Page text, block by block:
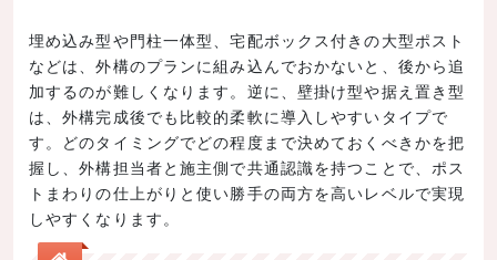
埋め込み型や門柱一体型、宅配ボックス付きの大型ポスト
などは、外構のプランに組み込んでおかないと、後から追
加するのが難しくなります。逆に、壁掛け型や据え置き型
は、外構完成後でも比較的柔軟に導入しやすいタイプで
す。どのタイミングでどの程度まで決めておくべきかを把
握し、外構担当者と施主側で共通認識を持つことで、ポス
トまわりの仕上がりと使い勝手の両方を高いレベルで実現
しやすくなります。